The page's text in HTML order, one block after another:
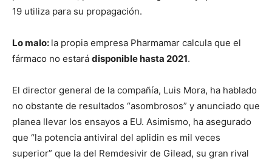
19 utiliza para su propagación.
Lo malo: la propia empresa Pharmamar calcula que el
fármaco no estará disponible hasta 2021.
El director general de la compañía, Luis Mora, ha hablado
no obstante de resultados “asombrosos” y anunciado que
planea llevar los ensayos a EU. Asimismo, ha asegurado
que “la potencia antiviral del aplidin es mil veces
superior” que la del Remdesivir de Gilead, su gran rival